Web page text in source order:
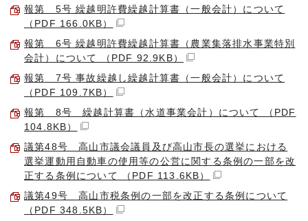
報第 5号 繰越明許費繰越計算書（一般会計）について
（PDF 166.0KB）
報第 6号 繰越明許費繰越計算書（農業集落排水事業特別
会計）について （PDF 92.9KB）
報第 7号 事故繰越し繰越計算書（一般会計）について
（PDF 109.7KB）
報第 8号 繰越計算書（水道事業会計）について （PDF
104.8KB）
議第48号 高山市議会議員及び高山市長の選挙における
選挙運動用自動車の使用等の公営に関する条例の一部を改
正する条例について （PDF 113.6KB）
議第49号 高山市税条例の一部を改正する条例について
（PDF 348.5KB）